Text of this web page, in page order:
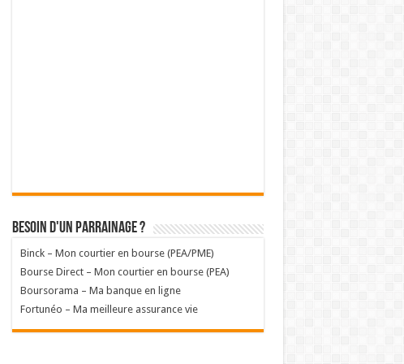
Besoin d'un parrainage ?
Binck – Mon courtier en bourse (PEA/PME)
Bourse Direct – Mon courtier en bourse (PEA)
Boursorama – Ma banque en ligne
Fortunéo – Ma meilleure assurance vie